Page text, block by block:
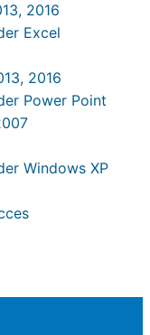
2016
Excel
2016
Power Point
Windows XP